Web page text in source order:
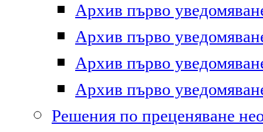
Архив първо
Архив първо
Архив първо
Архив първо
Решения по преценяване